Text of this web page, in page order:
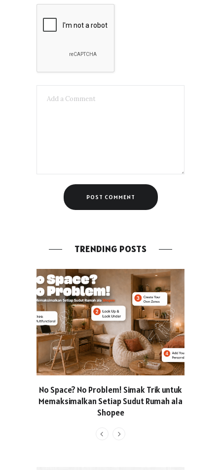
TRENDING POSTS
No Space? No Problem! Simak Trik untuk
Memaksimalkan Setiap Sudut Rumah ala
Shopee